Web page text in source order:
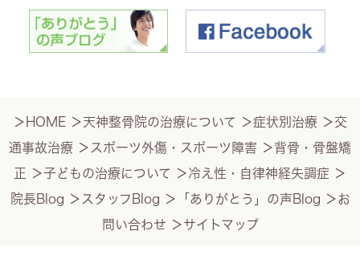
＞ HOME ＞天神整骨院の治療について ＞症状別治療 ＞交
通事故治療 ＞ スポーツ外傷・スポーツ障害 ＞背骨・骨盤矯
正 ＞子どもの治療について ＞冷え性・自律神経失調症 ＞
院長Blog ＞ スタッフBlog ＞ 「ありがとう」の声Blog ＞お
問い合わせ ＞サイトマップ